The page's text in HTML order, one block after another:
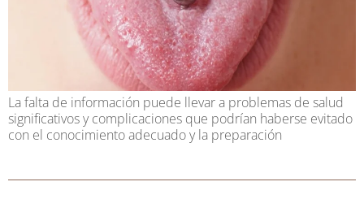
La falta de información puede llevar a problemas de salud
significativos y complicaciones que podrían haberse evitado
con el conocimiento adecuado y la preparación